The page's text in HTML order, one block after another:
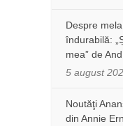
Despre
îndurabilă:
mea” de
5 august
Noutăţi
din Annie